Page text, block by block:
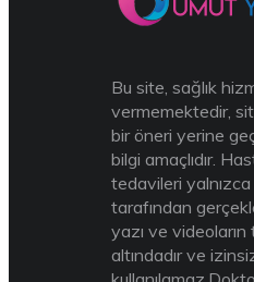
Bu site, sağlık
vermemektedir,
bir öneri yerine
bilgi amaçlıdır.
tedavileri
tarafından
yazı ve
altındadır ve